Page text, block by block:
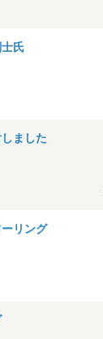
氏
ました
リング